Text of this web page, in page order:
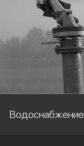
Водоснабжение